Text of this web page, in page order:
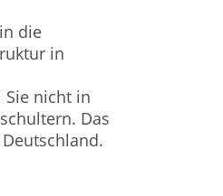
die
in
nicht in
Das